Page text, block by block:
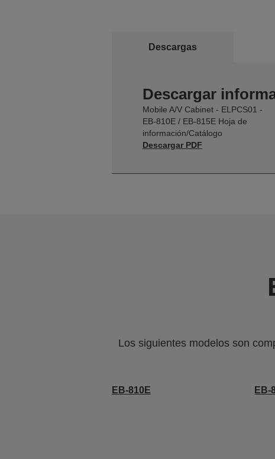
Descargas
Descargar
Mobile A/V Cabinet - ELPCS01 -
EB-810E / EB-815E Hoja de
información/Catálogo
Descargar PDF
Los siguientes modelos son
EB-810E EB-